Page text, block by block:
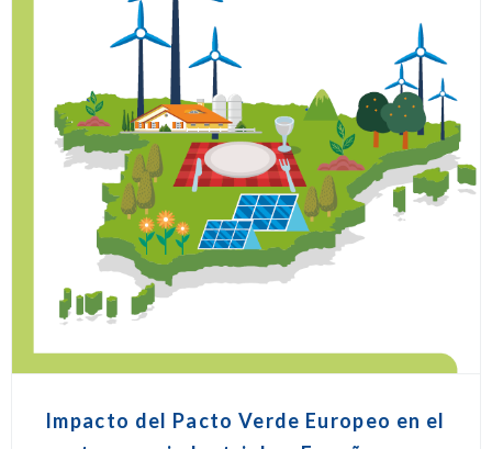
Impacto del Pacto Verde Europeo en el